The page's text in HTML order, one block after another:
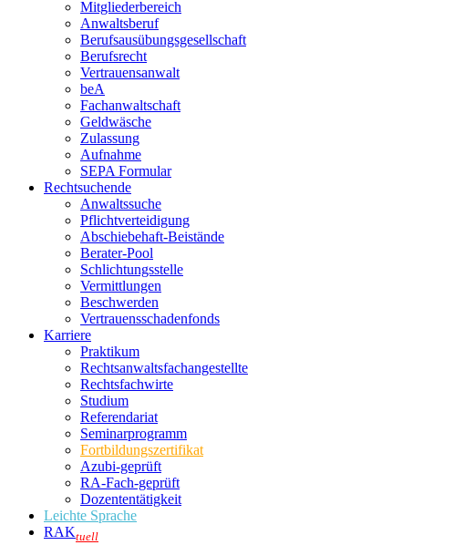
Mitgliederbereich
Anwaltsberuf
Berufsausübungs­gesellschaft
Berufsrecht
Vertrauensanwalt
beA
Fachanwaltschaft
Geldwäsche
Zulassung
Aufnahme
SEPA Formular
Rechtsuchende
Anwaltssuche
Pflichtverteidigung
Abschiebehaft-Beistände
Berater-Pool
Schlichtungsstelle
Vermittlungen
Beschwerden
Vertrauensschadenfonds
Karriere
Praktikum
Rechtsanwalts­fachangestellte
Rechtsfachwirte
Studium
Referendariat
Seminarprogramm
Fortbildungszertifikat
Azubi-geprüft
RA-Fach-geprüft
Dozententätigkeit
Leichte Sprache
RAKtuell